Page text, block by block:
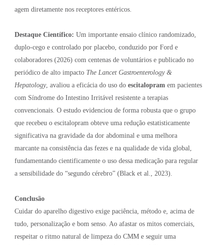
agem diretamente nos receptores entéricos.
Destaque Científico: Um importante ensaio clínico randomizado,
duplo-cego e controlado por placebo, conduzido por Ford e
colaboradores (2026) com centenas de voluntários e publicado no
periódico de alto impacto The Lancet Gastroenterology &
Hepatology, avaliou a eficácia do uso do escitalopram em pacientes
com Síndrome do Intestino Irritável resistente a terapias
convencionais. O estudo evidenciou de forma robusta que o grupo
que recebeu o escitalopram obteve uma redução estatisticamente
significativa na gravidade da dor abdominal e uma melhora
marcante na consistência das fezes e na qualidade de vida global,
fundamentando cientificamente o uso dessa medicação para regular
a sensibilidade do “segundo cérebro” (Black et al., 2023).
Conclusão
Cuidar do aparelho digestivo exige paciência, método e, acima de
tudo, personalização e bom senso. Ao afastar os mitos comerciais,
respeitar o ritmo natural de limpeza do CMM e seguir uma